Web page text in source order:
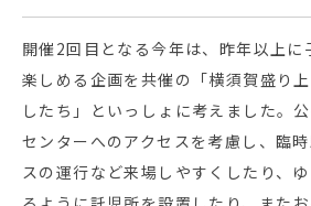
開催2回目となる今年は、昨年以上に
楽しめる企画を共催の「横須賀盛り
したち」といっしょに考えました。
センターへのアクセスを考慮し、臨
スの運行など来場しやすくしたり、